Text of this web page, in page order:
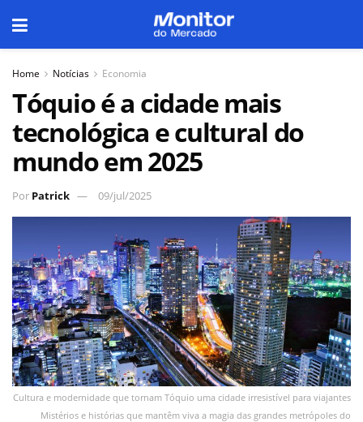
Home Notícias Economia
Tóquio é a cidade mais
tecnológica e cultural do
mundo em 2025
Por Patrick 09/jul/2025
Cultura e modernidade que tornam Tóquio uma cidade irresistível para viajantes
Mistérios e histórias que mantêm viva a magia das grandes metrópoles do